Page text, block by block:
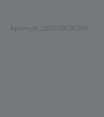
Артикул: ДБ100БС3С09Г